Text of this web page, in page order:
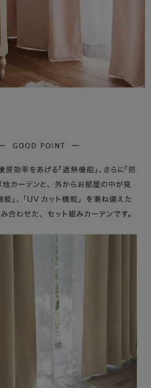
えにくい ミラー機能】
バシーを守る～
することにより、部屋が見えにくくなるミ
発揮してくれます
、カーテン生地が透けないようにしたいと
ト】
通して紫外線を浴びています
なことも多いので、UVカット機能つきのカ
ク！